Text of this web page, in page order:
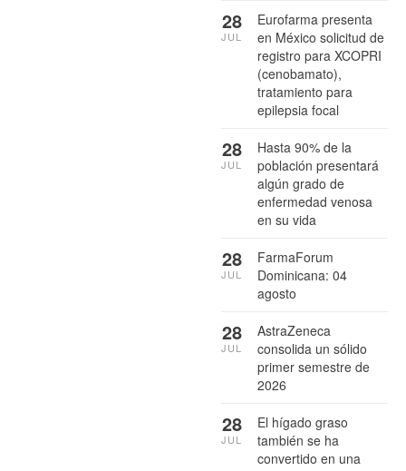
Eurofarma presenta
en México solicitud de
registro para XCOPRI
(cenobamato),
tratamiento para
epilepsia focal
28
JUL
Hasta 90% de la
población presentará
algún grado de
enfermedad venosa
en su vida
28
JUL
FarmaForum
Dominicana: 04
agosto
28
JUL
AstraZeneca
consolida un sólido
primer semestre de
2026
28
JUL
El hígado graso
también se ha
convertido en una
28
JUL